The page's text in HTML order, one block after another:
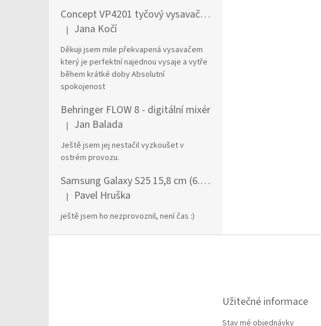
Concept VP4201 tyčový vysavač / elektrický smeták Tyčový vysavač 2 v 1 AC Suché a mokré Bezsáčkové 0,6 l 90 W Černá, Stříbrná
Hodnocení produktu je 5 z 5 hvězdiček.
| Jana Kočí
Děkuji jsem mile překvapená vysavačem
který je perfektní najednou vysaje a vytře
během krátké doby Absolutní
spokojenost
Behringer FLOW 8 - digitální mixér
Hodnocení produktu je 5 z 5 hvězdiček.
| Jan Balada
Ještě jsem jej nestačil vyzkoušet v
ostrém provozu.
Samsung Galaxy S25 15,8 cm (6.2") Dual SIM Android 15 5G USB typu C 12 GB 256 GB 4000 mAh Námořnická modrá
Hodnocení produktu je 1 z 5 hvězdiček.
| Pavel Hruška
ještě jsem ho nezprovoznil, není čas :)
Užitečné informace
Stav mé objednávky